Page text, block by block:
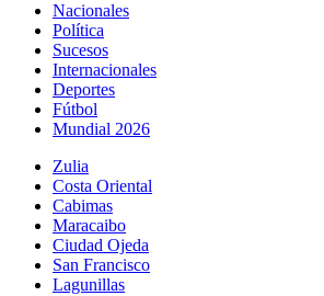
Nacionales
Política
Sucesos
Internacionales
Deportes
Fútbol
Mundial 2026
Zulia
Costa Oriental
Cabimas
Maracaibo
Ciudad Ojeda
San Francisco
Lagunillas